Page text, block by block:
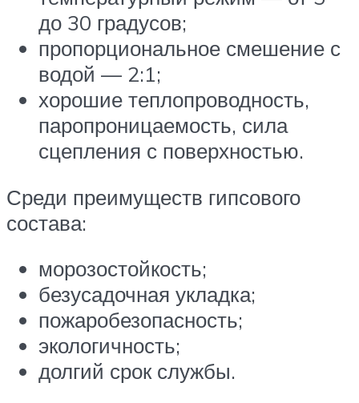
до 30 градусов;
пропорциональное смешение с
водой — 2:1;
хорошие теплопроводность,
паропроницаемость, сила
сцепления с поверхностью.
Среди преимуществ гипсового
состава:
морозостойкость;
безусадочная укладка;
пожаробезопасность;
экологичность;
долгий срок службы.